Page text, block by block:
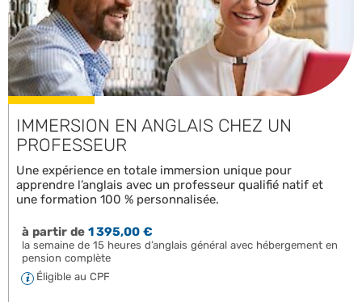
IMMERSION EN ANGLAIS CHEZ UN
PROFESSEUR
Une expérience en totale immersion unique pour
apprendre l’anglais avec un professeur qualifié natif et
une formation 100 % personnalisée.
à partir de1 395,00 €
la semaine de 15 heures d’anglais général avec hébergement en
pension complète
Éligible au CPF